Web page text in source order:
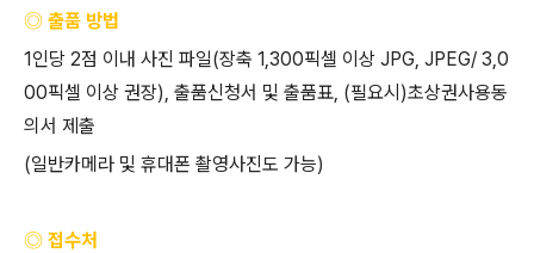
◎ 출품 방법
1인당 2점 이내 사진 파일(장축 1,300픽셀 이상 JPG, JPEG/ 3,0
00픽셀 이상 권장), 출품신청서 및 출품표, (필요시 )초상권사용동
의서 제출
(일반카메라 및 휴대폰 촬영사진도 가능)
◎ 접수처